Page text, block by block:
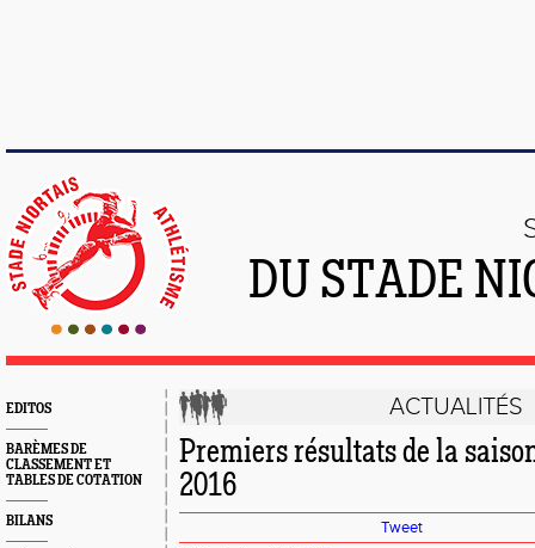
DU STADE
EDITOS
BARÈMES DE
CLASSEMENT ET
TABLES DE COTATION
BILANS
ACTUALITÉS
Premiers résultats de la
2016
Tweet